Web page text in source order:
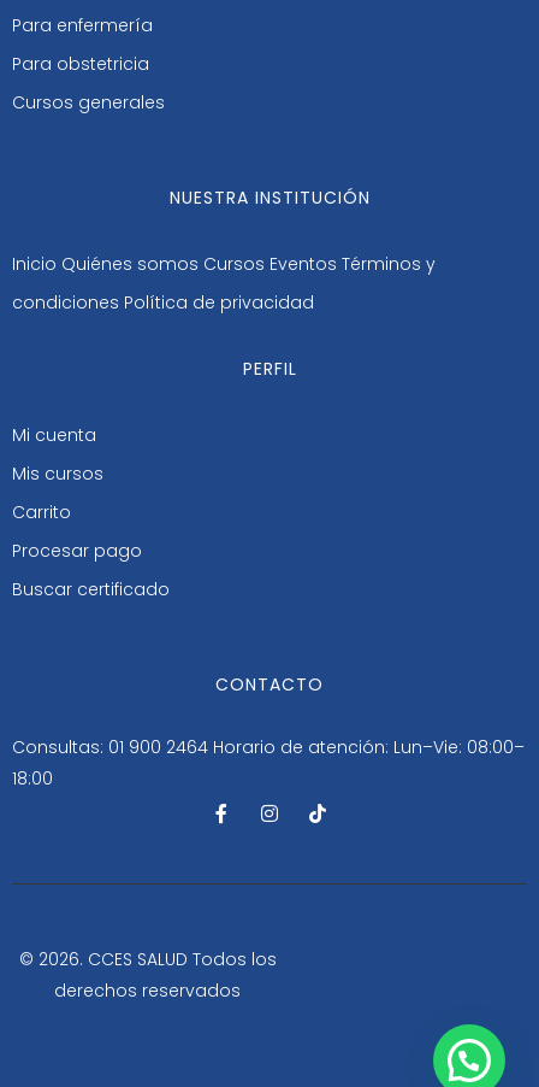
Para enfermería
Para obstetricia
Cursos generales
NUESTRA INSTITUCIÓN
Inicio Quiénes somos Cursos Eventos Términos y
condiciones Política de privacidad
PERFIL
Mi cuenta
Mis cursos
Carrito
Procesar pago
Buscar certificado
CONTACTO
Consultas: 01 900 2464 Horario de atención: Lun–Vie: 08:00–
18:00
F
a
b
-
I
n
a
m
T
i
o
© 2026. CCES SALUD Todos los
derechos reservados